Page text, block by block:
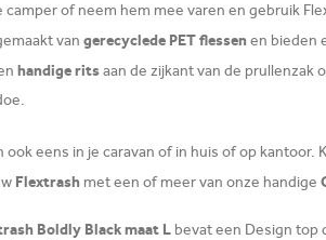
camper of neem hem mee varen en gebruik
van gerecyclede PET flessen en bieden
handige ritsaan de zijkant van de prullenzak
ook eens in je caravan of in huis of op kantoor.
Flextrash met een of meer van onze handige
Boldly Black maat L bevat een Design top